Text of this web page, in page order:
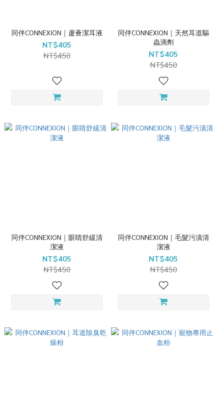
同伴CONNEXION｜蘆薈潔耳液
NT$405
NT$450
同伴CONNEXION｜天然耳道驅
蟲滴劑
NT$405
NT$450
同伴CONNEXION｜眼睛舒緩清
潔液
NT$405
NT$450
同伴CONNEXION｜毛髮污漬清
潔液
NT$405
NT$450